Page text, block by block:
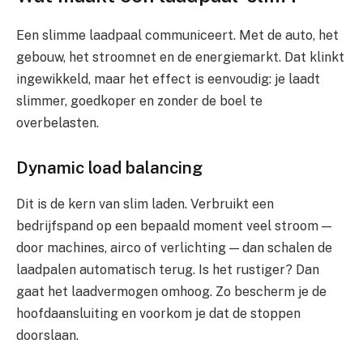
Een slimme laadpaal communiceert. Met de auto, het
gebouw, het stroomnet en de energiemarkt. Dat klinkt
ingewikkeld, maar het effect is eenvoudig: je laadt
slimmer, goedkoper en zonder de boel te
overbelasten.
Dynamic load balancing
Dit is de kern van slim laden. Verbruikt een
bedrijfspand op een bepaald moment veel stroom —
door machines, airco of verlichting — dan schalen de
laadpalen automatisch terug. Is het rustiger? Dan
gaat het laadvermogen omhoog. Zo bescherm je de
hoofdaansluiting en voorkom je dat de stoppen
doorslaan.